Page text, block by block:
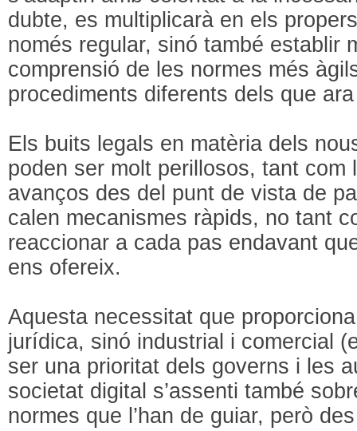
dubte, es multiplicarà en els
només regular, sinó també establir
comprensió de les normes més
procediments diferents dels que
Els buits legals en matèria dels
poden ser molt perillosos, tant com
avanços des del punt de vista de
calen mecanismes ràpids, no tant
reaccionar a cada pas endavant
ens ofereix.
Aquesta necessitat que
jurídica, sinó industrial i comercial
ser una prioritat dels governs i les
societat digital s’assenti també
normes que l’han de guiar, però